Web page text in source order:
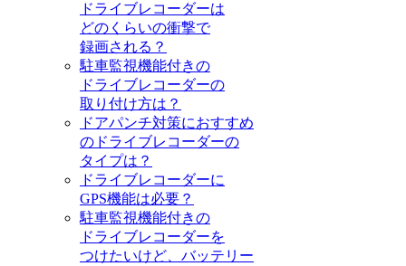
ドライブレコーダーは
どのくらいの衝撃で
録画される？
駐車監視機能付きの
ドライブレコーダーの
取り付け方は？
ドアパンチ対策におすすめ
のドライブレコーダーの
タイプは？
ドライブレコーダーに
GPS機能は必要？
駐車監視機能付きの
ドライブレコーダーを
つけたいけど、バッテリー